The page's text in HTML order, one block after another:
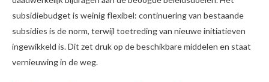
subsidiebudget is weinig flexibel: continuering van bestaande
subsidies is de norm, terwijl toetreding van nieuwe initiatieven
ingewikkeld is. Dit zet druk op de beschikbare middelen en staat
vernieuwing in de weg.